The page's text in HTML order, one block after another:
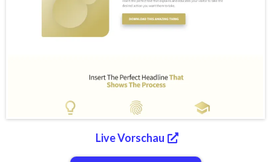
Live Vorschau